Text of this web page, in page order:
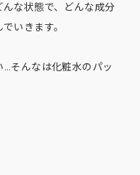
な状態で、どんな成分
いきます。
そんなは化粧水のパッ